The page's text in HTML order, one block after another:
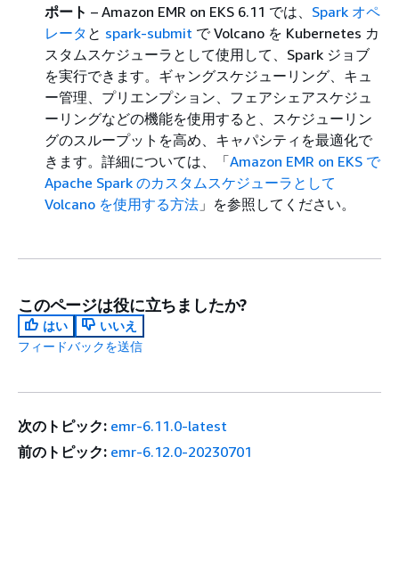
ポート – Amazon EMR on EKS 6.11 では、 Spark オペ
レータ と spark-submit で Volcano を Kubernetes カ
スタムスケジューラとして使用して、Spark ジョブ
を実行できます。ギャングスケジューリング、キュ
ー管理、プリエンプション、フェアシェアスケジュ
ーリングなどの機能を使用すると、スケジューリン
グのスループットを高め、キャパシティを最適化で
きます。詳細については、「Amazon EMR on EKS で
Apache Spark のカスタムスケジューラとして
Volcano を使用する方法 」を参照してください。
このページは役に立ちましたか?
はい
いいえ
フィードバックを送信
次のトピック: emr-6.11.0-latest
前のトピック: emr-6.12.0-20230701